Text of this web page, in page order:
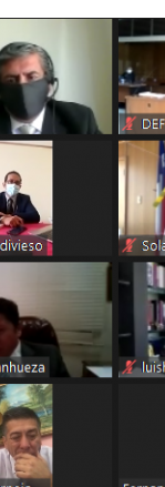
Sostenibilidad
Deportes
Opinión
Señal 2